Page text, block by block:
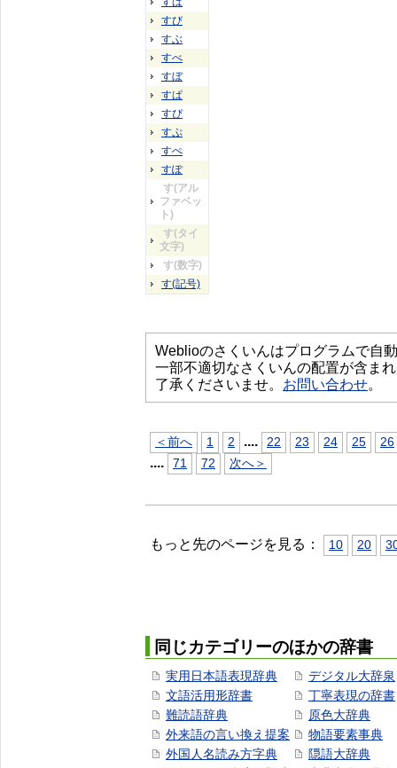
すび
すぶ
すべ
すぼ
すぱ
すぴ
すぷ
すぺ
すぽ
す(アル
ファベッ
ト)
す(タイ
文字)
す(数字)
す(記号)
Weblioのさくいんはプログラムで自
一部不適切なさくいんの配置が含ま
了承くださいませ。 お問い合わせ。
＜前へ 1 2 .... 22 23 24 25 26
.... 71 72 次へ＞
もっと先のページを見る： 10 20
同じカテゴリーのほかの辞書
実用日本語表現辞典
文語活用形辞書
難読語辞典
外来語の言い換え提案
外国人名読み方字典
デジタル大辞泉
丁寧表現の辞書
原色大辞典
物語要素事典
隠語大辞典